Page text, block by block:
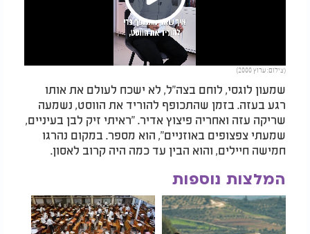
Play
Video
(צילום: ערוץ 2000)
שמעון לוגסי, לוחם בצה"ל, לא ישכח לעולם את אותו
רגע בעזה. בזמן שהתכופף להוריד את הווסט, נשמעה
שריקה עזה ואחריה פיצוץ אדיר. "ראיתי זיק לבן בעיניים,
שמעתי צפצופים באוזניים", הוא מספר. במקום נהרגו
חמישה חיילים, והוא הבין עד כמה היה קרוב לאסון.
המלצות נוספות